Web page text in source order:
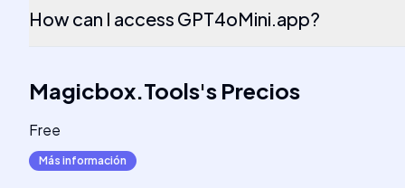
How can I access GPT4oMini.app?
Magicbox.Tools's Precios
Free
Más información